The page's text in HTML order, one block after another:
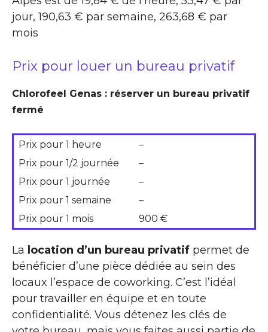
jour, 190,63 € par semaine, 263,68 € par
mois
Prix pour louer un bureau privatif
Chlorofeel Genas : réserver un bureau privatif
fermé
Prix pour 1 heure
–
Prix pour 1/2 journée
–
Prix pour 1 journée
–
Prix pour 1 semaine
–
Prix pour 1 mois
900 €
La location d’un bureau privatif permet de
bénéficier d’une pièce dédiée au sein des
locaux l’espace de coworking. C’est l’idéal
pour travailler en équipe et en toute
confidentialité. Vous détenez les clés de